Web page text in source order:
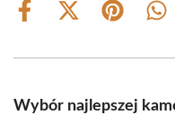
Share
Share
(Twitter)
Share
Wybór najlepszej